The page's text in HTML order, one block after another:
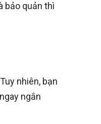
bảo quản thì
nhiên, bạn
ngắn